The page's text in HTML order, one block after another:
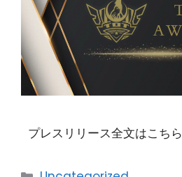
プレスリリース全文はこちら